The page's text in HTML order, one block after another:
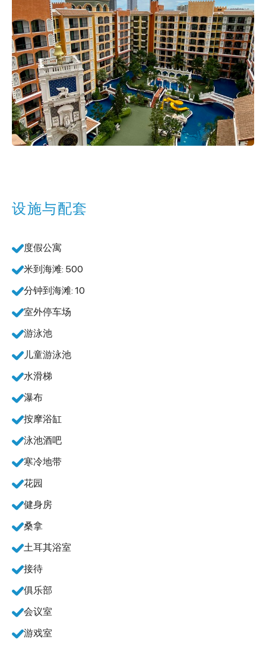
设施与配套
度假公寓
米到海滩: 500
分钟到海滩: 10
室外停车场
游泳池
儿童游泳池
水滑梯
瀑布
按摩浴缸
泳池酒吧
寒冷地带
花园
健身房
桑拿
土耳其浴室
接待
俱乐部
会议室
游戏室